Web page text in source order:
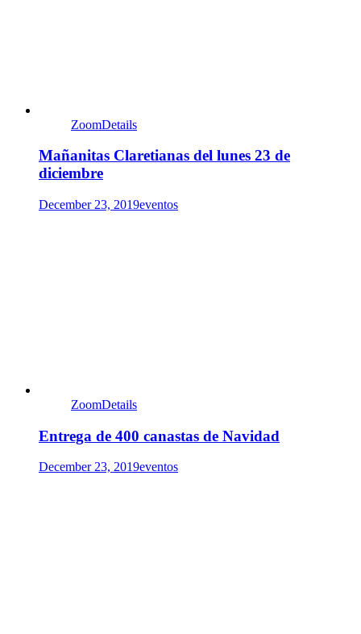
ZoomDetails
Mañanitas Claretianas del lunes 23 de
diciembre
December 23, 2019eventos
ZoomDetails
Entrega de 400 canastas de Navidad
December 23, 2019eventos